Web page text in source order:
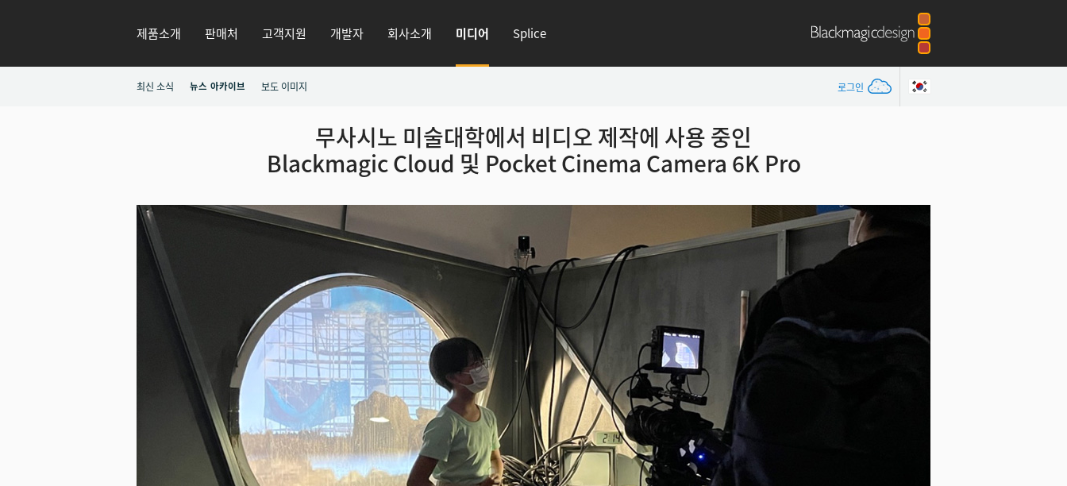
제품소개 판매처 고객지원 개발자 회사소개 미디어 Splice
로그인
최신 소식 뉴스 아카이브 보도 이미지
무사시노 미술대학에서 비디오 제작에 사용 중인
Blackmagic Cloud 및 Pocket Cinema Camera 6K Pro